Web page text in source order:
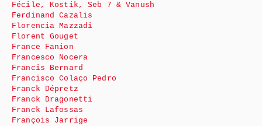
Fécile, Kostik, Seb 7 & Vanush
Ferdinand Cazalis
Florencia Mazzadi
Florent Gouget
France Fanion
Francesco Nocera
Francis Bernard
Francisco Colaço Pedro
Franck Dépretz
Franck Dragonetti
Franck Lafossas
François Jarrige